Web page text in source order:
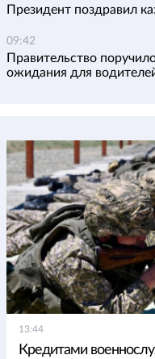
Президент поздравил
09:42
Правительство
ожидания для
13:44
Кредитами